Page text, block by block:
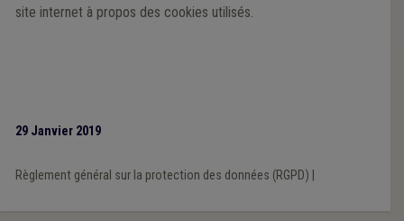
site internet à propos des cookies utilisés.
29 Janvier 2019
Règlement général sur la protection des données (RGPD)